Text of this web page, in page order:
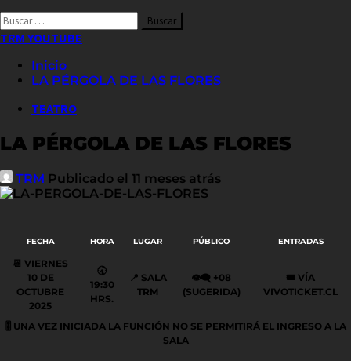
Buscar
por:
TRM YOUTUBE
Inicio
LA PÉRGOLA DE LAS FLORES
TEATRO
LA PÉRGOLA DE LAS FLORES
TRM Publicado el 11 meses atrás
FECHA HORA LUGAR PÚBLICO ENTRADAS
📆 VIERNES
10DE
OCTUBRE
2025
🕣
19:30
HRS.
📍 SALA
TRM
👁️‍🗨️ +08
(SUGERIDA)
🎟️ VÍA
VIVOTICKET.CL
🎚️ UNA VEZ INICIADA LA FUNCIÓN NO SE PERMITIRÁ EL INGRESO A LA
SALA